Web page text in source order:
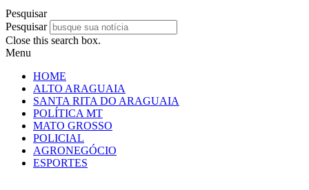
Pesquisar
Pesquisar
Close this search box.
Menu
HOME
ALTO ARAGUAIA
SANTA RITA DO ARAGUAIA
POLÍTICA MT
MATO GROSSO
POLICIAL
AGRONEGÓCIO
ESPORTES